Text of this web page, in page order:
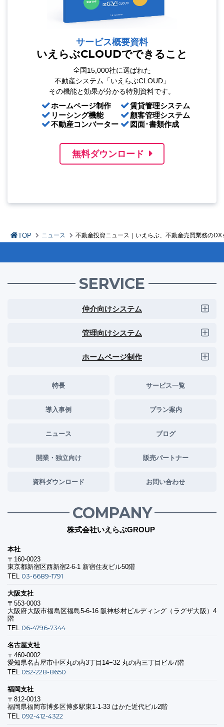
サービス概要資料
いえらぶCLOUDでできること
全国15,000社に選ばれた
不動産システム「いえらぶCLOUD」
その機能と効果が分かる特別資料です。
ホームページ制作
リーシング機能
不動産コンバーター
賃貸管理システム
顧客管理システム
図面･書類作成
無料ダウンロード
TOP ニュース 不動産投資ニュース｜いえらぶ、不動産売買業務の
SERVICE
仲介向けシステム
管理向けシステム
ホームページ制作
特長 サービス一覧
導入事例 プラン案内
ニュース ブログ
開業・独立向け 販売パートナー
資料ダウンロード お問い合わせ
COMPANY
株式会社いえらぶGROUP
本社
〒160-0023
東京都新宿区西新宿2-6-1 新宿住友ビル50階
TEL 03-6689-1791
大阪支社
〒553-0003
大阪府大阪市福島区福島5-6-16 阪神杉村ビルディング（ラグザ大阪）4
階
TEL 06-4796-7344
名古屋支社
〒460-0002
愛知県名古屋市中区丸の内3丁目14−32 丸の内三丁目ビル7階
TEL 052-228-8650
福岡支社
〒812-0013
福岡県福岡市博多区博多駅東1-1-33 はかた近代ビル2階
TEL 092-412-4322